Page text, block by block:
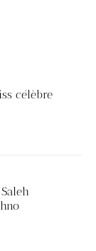
célèbre